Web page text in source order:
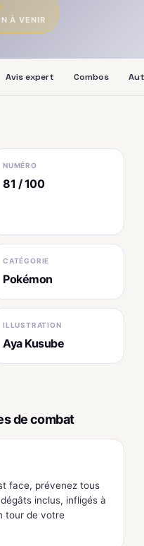
À VENIR
Avis expert Combos
NUMÉRO
81 / 100
CATÉGORIE
Pokémon
ILLUSTRATION
Aya Kusube
de combat
face, prévenez tous
inclus, infligés à
tour de votre